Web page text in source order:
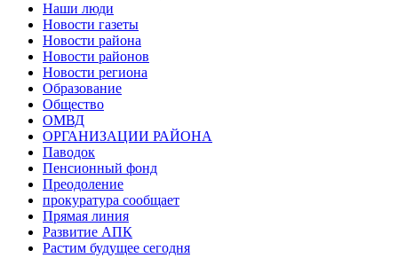
Наши люди
Новости газеты
Новости района
Новости районов
Новости региона
Образование
Общество
ОМВД
ОРГАНИЗАЦИИ РАЙОНА
Паводок
Пенсионный фонд
Преодоление
прокуратура сообщает
Прямая линия
Развитие АПК
Растим будущее сегодня